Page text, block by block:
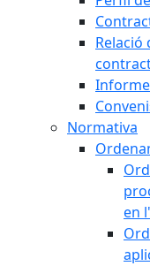
Normativa
en